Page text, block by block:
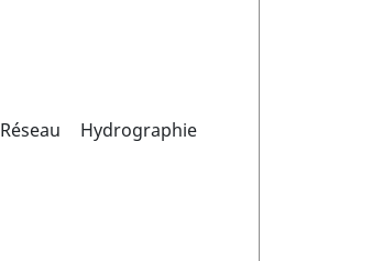
Réseau
Hydrographie